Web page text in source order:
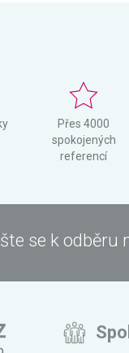
Přes 4000
spokojených
referencí
se k odběru